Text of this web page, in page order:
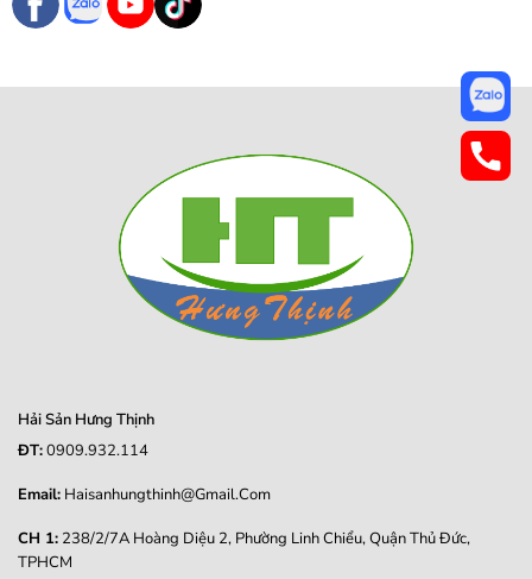
Hải Sản Hưng Thịnh
ĐT:0909.932.114
Email: Haisanhungthinh@gmail.com
CH 1: 238/2/7A Hoàng Diệu 2, Phường Linh Chiểu, Quận Thủ Đức,
TPHCM